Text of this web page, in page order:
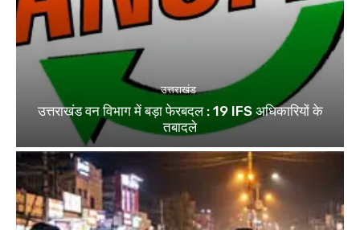
उत्तराखंड
उत्तराखंड वन विभाग में बड़ा फेरबदल : 19 IFS अधिकारियों के
तबादले